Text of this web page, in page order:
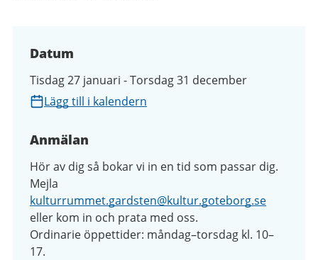
Datum
Tisdag 27 januari - Torsdag 31 december
Lägg till i kalendern
Anmälan
Hör av dig så bokar vi in en tid som passar dig.
Mejla
kulturrummet.gardsten@kultur.goteborg.se
eller kom in och prata med oss.
Ordinarie öppettider: måndag–torsdag kl. 10–
17.